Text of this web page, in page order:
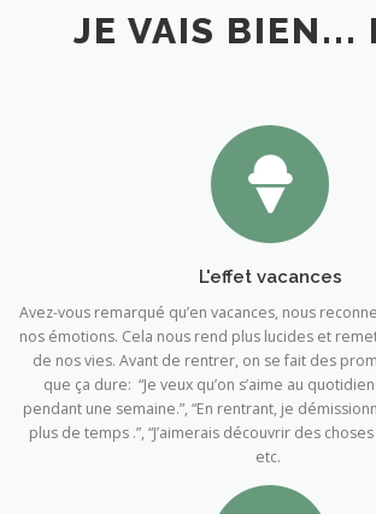
JE VAIS BIEN...
L'effet vacances
Avez-vous remarqué qu’en vacances, nous
nos émotions. Cela nous rend plus lucides et
de nos vies. Avant de rentrer, on se fait des
que ça dure: “Je veux qu’on s’aime au
pendant une semaine.”, “En rentrant, je
plus de temps .”, “J’aimerais découvrir des
etc.